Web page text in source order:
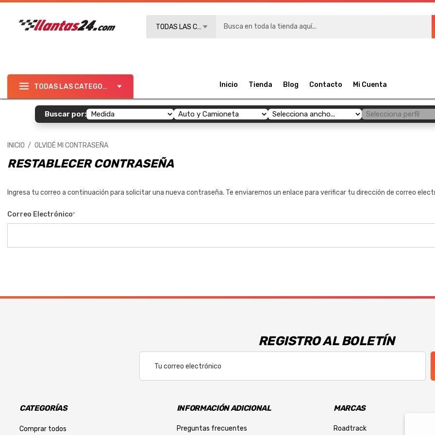
TODAS LAS CATEGORÍAS
TODAS LAS CATEGORÍAS Inicio Tienda Blog Contacto Mi Cuenta
Buscar por:
INICIO OLVIDÉ MI CONTRASEÑA
RESTABLECER CONTRASEÑA
Ingresa tu correo a continuación para solicitar una nueva contraseña. Te enviaremos un enlace para verificar tu dirección de correo
Correo Electrónico*
REGISTRO AL BOLETÍN
Electrónico
CATEGORÍAS
Comprar todos
INFORMACIÓN ADICIONAL
Preguntas frecuentes
MARCAS
Roadtrack